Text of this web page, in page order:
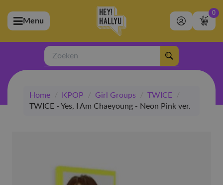
(Artiesten)
(Merchandise)
(Exclusive)
(Winkel)
Menu
0
Zoeken
Home / KPOP / Girl Groups / TWICE
/
TWICE - Yes, I Am Chaeyoung - Neon Pink ver.